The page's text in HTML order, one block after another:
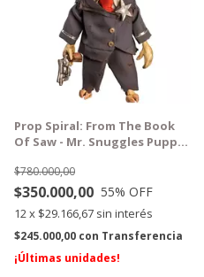
Prop Spiral: From The Book
Of Saw - Mr. Snuggles Puppet
$350.000,00
$780.000,00
55% OFF
12x $29.166,67 sin interés
$245.000,00 con Transferencia
¡Últimas unidades!